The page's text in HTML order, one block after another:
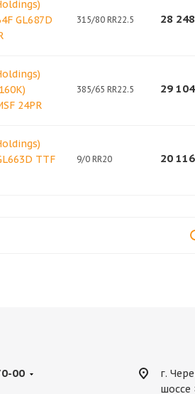
GL687D
315/80 RR22.5 28 248
24PR
385/65 RR22.5 29 104
TTF
9/0 RR20 20 116
00
г.